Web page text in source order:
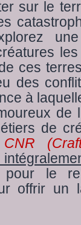
sur le
ces
des
à
de
de
CNR
pour le
offrir un